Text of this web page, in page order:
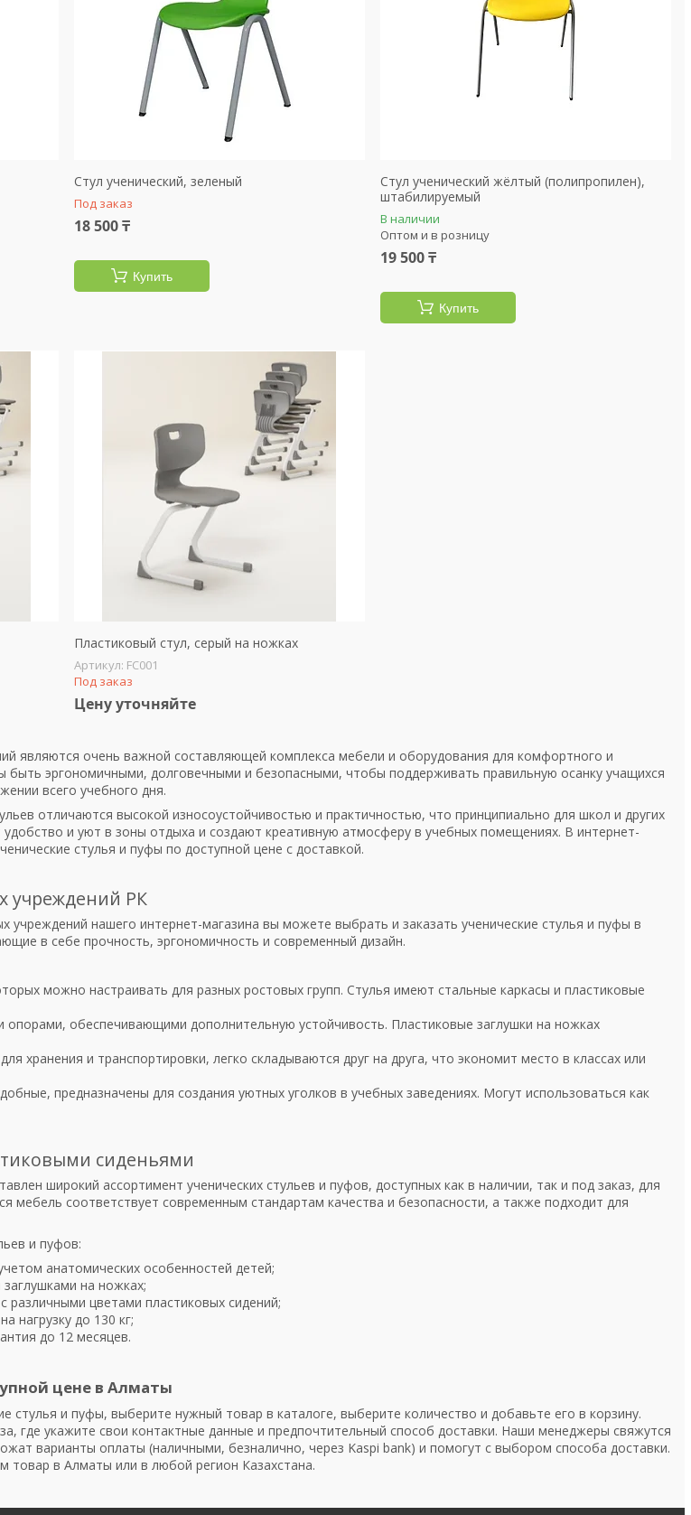
Стул ученический, зеленый
Под заказ
18 500 ₸
Купить
Стул ученический жёлтый (полипропилен),
штабилируемый
В наличии
Оптом и в розницу
19 500 ₸
Купить
Пластиковый стул, серый на ножках
FC001
Под заказ
Цену уточняйте
являются очень важной составляющей комплекса мебели и оборудования для комфортного и
быть эргономичными, долговечными и безопасными, чтобы поддерживать правильную осанку учащихся
всего учебного дня.
отличаются высокой износоустойчивостью и практичностью, что принципиально для школ и других
и уют в зоны отдыха и создают креативную атмосферу в учебных помещениях. В интернет-
стулья и пуфы по доступной цене с доставкой.
учреждений РК
учреждений нашего интернет-магазина вы можете выбрать и заказать ученические стулья и пуфы в
в себе прочность, эргономичность и современный дизайн.
можно настраивать для разных ростовых групп. Стулья имеют стальные каркасы и пластиковые
опорами, обеспечивающими дополнительную устойчивость. Пластиковые заглушки на ножках
хранения и транспортировки, легко складываются друг на друга, что экономит место в классах или
предназначены для создания уютных уголков в учебных заведениях. Могут использоваться как
сиденьями
широкий ассортимент ученических стульев и пуфов, доступных как в наличии, так и под заказ, для
мебель соответствует современным стандартам качества и безопасности, а также подходит для
и пуфов:
анатомических особенностей детей;
на ножках;
различными цветами пластиковых сидений;
нагрузку до 130 кг;
до 12 месяцев.
цене в Алматы
стулья и пуфы, выберите нужный товар в каталоге, выберите количество и добавьте его в корзину.
где укажите свои контактные данные и предпочтительный способ доставки. Наши менеджеры свяжутся
варианты оплаты (наличными, безналично, через Kaspi bank) и помогут с выбором способа доставки.
товар в Алматы или в любой регион Казахстана.